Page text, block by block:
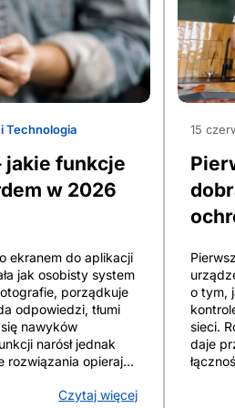
pozostaje
tryb dnia i zakres
abonentem
bo to dorosły
finansowo.
opłacie i daje
środków dziecko
w kontrakcie i
Abonament
skraca
pakietu, gdy
i
się już
się
snem.
Technologia
jakie funkcje
w 2026
ekranem do aplikacji
jak osobisty system
porządkuje
odpowiedzi, tłumi
nawyków
narósł jednak
rozwiązania opierają
automatyzacji.
Czytaj więcej
15
o tym,
sieci.
daje